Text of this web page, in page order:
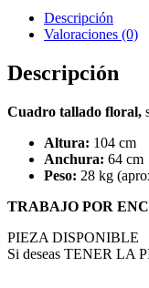
Descripción
Valoraciones (0)
Descripción
Cuadro tallado floral,
Altura: 104 cm
Anchura: 64 cm
Peso: 28 kg
TRABAJO POR
PIEZA DISPONIBLE
Si deseas TENER LA